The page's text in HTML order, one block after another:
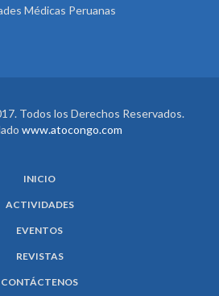
Médicas Peruanas
Todos los Derechos Reservados.
www.atocongo.com
INICIO
ACTIVIDADES
EVENTOS
REVISTAS
CONTÁCTENOS